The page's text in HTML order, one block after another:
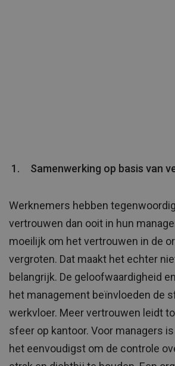
Samenwerking op basis van
Werknemers hebben
vertrouwen dan ooit in hun
moeilijk om het vertrouwen in de
vergroten. Dat maakt het echter
belangrijk. De geloofwaardigheid
het management beïnvloeden de
werkvloer. Meer vertrouwen leidt
sfeer op kantoor. Voor managers
het eenvoudigst om de controle